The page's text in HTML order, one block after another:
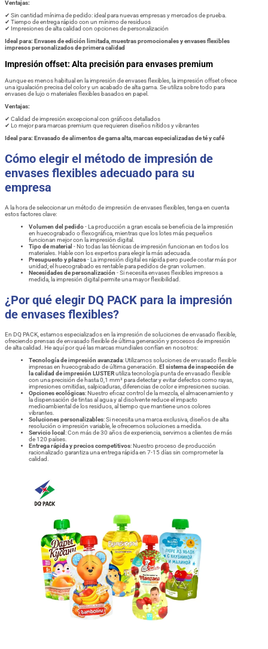
Ventajas:
✔ Sin cantidad mínima de pedido: ideal para nuevas empresas y mercados de prueba.
✔ Tiempo de entrega rápido con un mínimo de residuos
✔ Impresiones de alta calidad con opciones de personalización
Ideal para: Envases de edición limitada, muestras promocionales y envases flexibles
impresos personalizados de primera calidad
Impresión offset: Alta precisión para envases premium
Aunque es menos habitual en la impresión de envases flexibles, la impresión offset ofrece
una igualación precisa del color y un acabado de alta gama. Se utiliza sobre todo para
envases de lujo o materiales flexibles basados en papel.
Ventajas:
✔ Calidad de impresión excepcional con gráficos detallados
✔ Lo mejor para marcas premium que requieren diseños nítidos y vibrantes
Ideal para: Envasado de alimentos de gama alta, marcas especializadas de té y café
Cómo elegir el método de impresión de
envases flexibles adecuado para su
empresa
A la hora de seleccionar un método de impresión de envases flexibles, tenga en cuenta
estos factores clave:
Volumen del pedido- La producción a gran escala se beneficia de la impresión
en huecograbado o flexográfica, mientras que los lotes más pequeños
funcionan mejor con la impresión digital.
Tipo de material - No todas las técnicas de impresión funcionan en todos los
materiales. Hable con los expertos para elegir la más adecuada.
Presupuesto y plazos- La impresión digital es rápida pero puede costar más por
unidad; el huecograbado es rentable para pedidos de gran volumen.
Necesidades de personalización - Si necesita envases flexibles impresos a
medida, la impresión digital permite una mayor flexibilidad.
¿Por qué elegir DQ PACK para la impresión
de envases flexibles?
En DQ PACK, estamos especializados en la impresión de soluciones de envasado flexible,
ofreciendo prensas de envasado flexible de última generación y procesos de impresión
de alta calidad. He aquí por qué las marcas mundiales confían en nosotros:
Tecnología de impresión avanzada: Utilizamos soluciones de envasado flexible
impresas en huecograbado de última generación. El sistema de inspección de
la calidad de impresión LUSTERutiliza tecnología punta de envasado flexible
con una precisión de hasta 0,1 mm² para detectar y evitar defectos como rayas,
impresiones omitidas, salpicaduras, diferencias de color e impresiones sucias.
Opciones ecológicas: Nuestro eficaz control de la mezcla, el almacenamiento y
la dispensación de tintas al agua y al disolvente reduce el impacto
medioambiental de los residuos, al tiempo que mantiene unos colores
vibrantes.
Soluciones personalizables: Si necesita una marca exclusiva, diseños de alta
resolución o impresión variable, le ofrecemos soluciones a medida.
Servicio local : Con más de 30 años de experiencia, servimos a clientes de más
de 120 países.
Entrega rápida y precios competitivos: Nuestro proceso de producción
racionalizado garantiza una entrega rápida en 7-15 días sin comprometer la
calidad.